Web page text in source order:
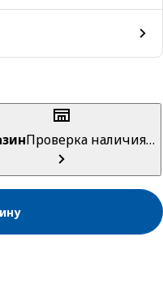
Проверка наличия…